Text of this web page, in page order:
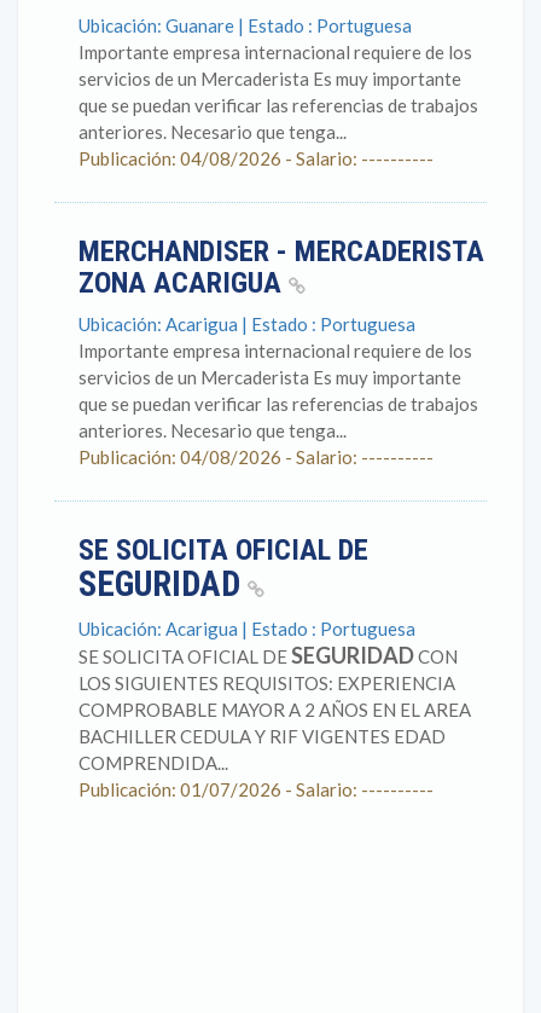
Ubicación: Guanare | Estado : Portuguesa
Importante empresa internacional requiere de los
servicios de un Mercaderista Es muy importante
que se puedan verificar las referencias de trabajos
anteriores. Necesario que tenga...
Publicación: 04/08/2026 - Salario: ----------
MERCHANDISER - MERCADERISTA
ZONA ACARIGUA
Ubicación: Acarigua | Estado : Portuguesa
Importante empresa internacional requiere de los
servicios de un Mercaderista Es muy importante
que se puedan verificar las referencias de trabajos
anteriores. Necesario que tenga...
Publicación: 04/08/2026 - Salario: ----------
SE SOLICITA OFICIAL DE
SEGURIDAD
Ubicación: Acarigua | Estado : Portuguesa
SE SOLICITA OFICIAL DESEGURIDADCON
LOS SIGUIENTES REQUISITOS: EXPERIENCIA
COMPROBABLE MAYOR A 2 AÑOS EN EL AREA
BACHILLER CEDULA Y RIF VIGENTES EDAD
COMPRENDIDA...
Publicación: 01/07/2026 - Salario: ----------